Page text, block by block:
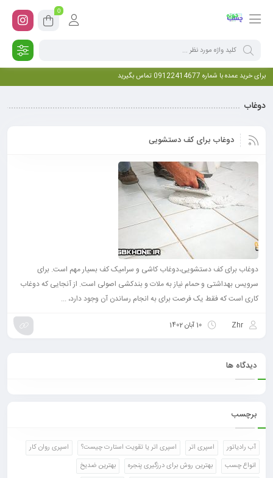
0
برای خرید عمده با شماره 09122414677 تماس بگیرید
دوغاب
دوغاب برای کف دستشویی
دوغاب برای کف دستشویی،دوغاب کاشی و سرامیک کف بسیار مهم است. برای
سرویس بهداشتی و حمام نیاز به ملات و بندکشی اصولی است. از آنجایی که دوغاب
کاری است که فقط یک فرصت برای به انجام رساندن آن وجود دارد، ...
Zhr 10 آبان 1402
دیدگاه ها
برچسب
آب رادیاتور اسپری اتر اسپری اتر یا تقویت استارت چیست؟
اسپری روان کار
انواع چسب
بهترین روش برای درزگیری پنجره
بهترین ضدیخ